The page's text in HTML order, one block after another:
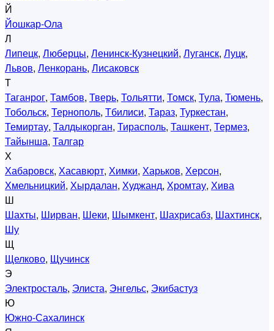
Й
Йошкар-Ола
Л
Липецк, Люберцы, Ленинск-Кузнецкий, Луганск, Луцк,
Львов, Ленкорань, Лисаковск
Т
Таганрог, Тамбов, Тверь, Тольятти, Томск, Тула, Тюмень,
Тобольск, Тернополь, Тбилиси, Тараз, Туркестан,
Темиртау, Талдыкорган, Тирасполь, Ташкент, Термез,
Тайынша, Талгар
Х
Хабаровск, Хасавюрт, Химки, Харьков, Херсон,
Хмельницкий, Хырдалан, Худжанд, Хромтау, Хива
Ш
Шахты, Ширван, Шеки, Шымкент, Шахрисабз, Шахтинск,
Шу
Щ
Щелково, Щучинск
Э
Электросталь, Элиста, Энгельс, Экибастуз
Ю
Южно-Сахалинск